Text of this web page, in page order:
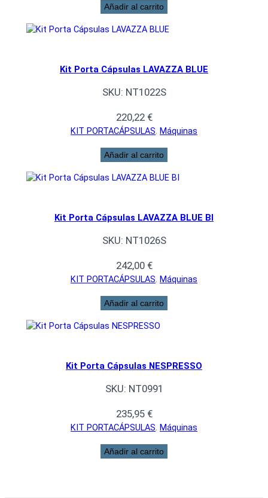
Añadir al carrito
Kit Porta Cápsulas LAVAZZA BLUE
SKU: NT1022S
220,22 €
KIT PORTACÁPSULAS, Máquinas
Añadir al carrito
Kit Porta Cápsulas LAVAZZA BLUE BI
SKU: NT1026S
242,00 €
KIT PORTACÁPSULAS, Máquinas
Añadir al carrito
Kit Porta Cápsulas NESPRESSO
SKU: NT0991
235,95 €
KIT PORTACÁPSULAS, Máquinas
Añadir al carrito